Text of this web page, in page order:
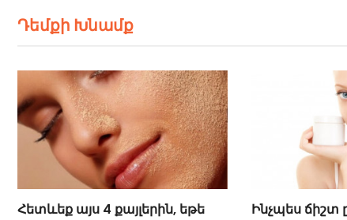
Դեմքի Խնամք
Հետևեք այս 4 քայլերին, եթե
Ինչպես ճիշտ